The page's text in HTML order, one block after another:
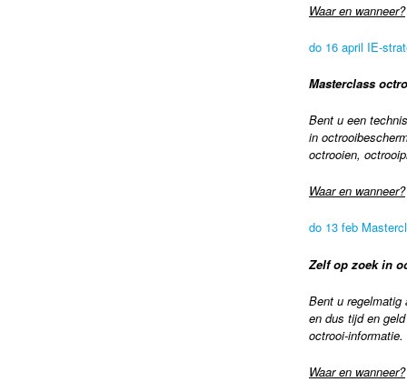
Waar en wanneer?
do 16 april IE-
Masterclass
Bent u een
in
octrooien,
Waar en wanneer?
do 13 feb
Zelf op zoek in
Bent u regelmatig
en dus tijd en
octrooi-
Waar en wanneer?